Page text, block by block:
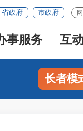
省政府 市政府
事服务 互
长者模